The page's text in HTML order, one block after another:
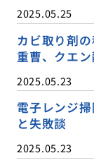
2025.05.25
カビ取り剤
重曹、クエ
2025.05.23
電子レンジ
と失敗談
2025.05.23